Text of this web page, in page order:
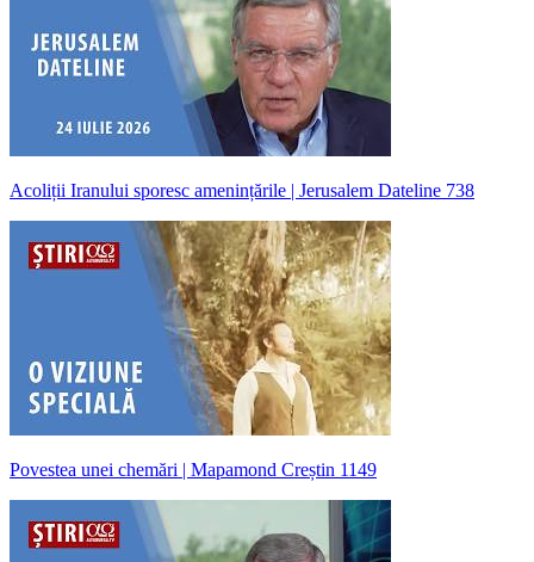
Acoliții Iranului sporesc amenințările | Jerusalem Dateline 738
Povestea unei chemări | Mapamond Creștin 1149